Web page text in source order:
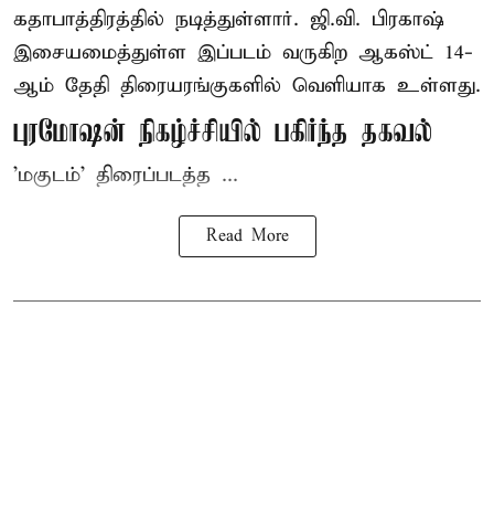
கதாபாத்திரத்தில் நடித்துள்ளார். ஜி.வி. பிரகாஷ்
இசையமைத்துள்ள இப்படம் வருகிற ஆகஸ்ட் 14-
ஆம் தேதி திரையரங்குகளில் வெளியாக உள்ளது.
புரமோஷன் நிகழ்ச்சியில் பகிர்ந்த தகவல்
'மகுடம்' திரைப்படத்த ...
Read More